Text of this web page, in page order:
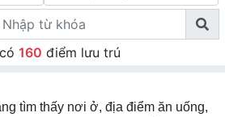
160 điểm lưu trú
tìm thấy nơi ở, địa điểm ăn uống,